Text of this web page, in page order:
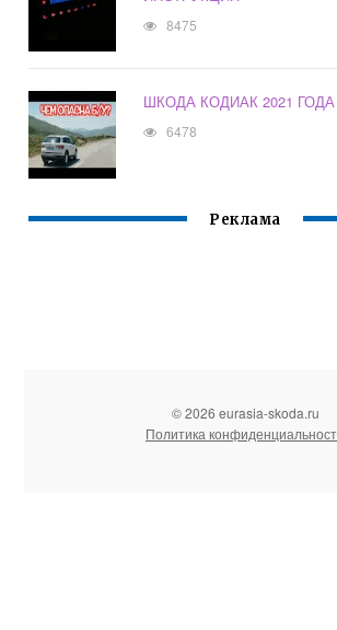
8475
ШКОДА КОДИАК 2021 ГОДА
6478
Реклама
© 2026 eurasia-skoda.ru
Политика